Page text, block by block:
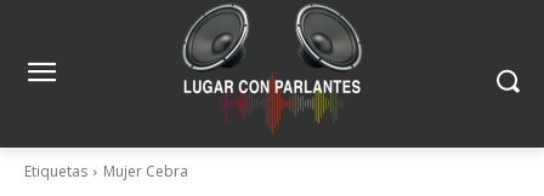
Etiquetas Mujer Cebra